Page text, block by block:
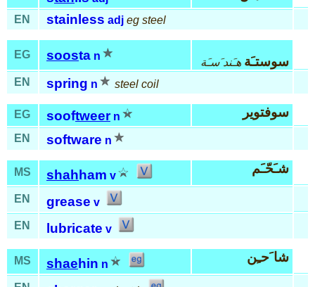
EN stainless adj eg steel
EG soosta n سوستـَة هـَند َسـَة
EN
spring n steel coil
EG sooftweer n سوفتوير
EN software n
MS shahham v شـَحّـَم
EN grease v
EN
lubricate v
MS shaehin n شا َحـِن